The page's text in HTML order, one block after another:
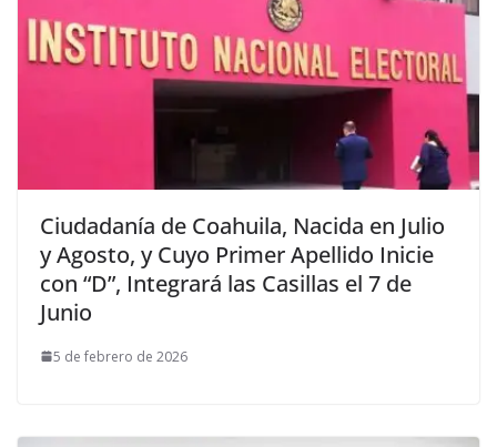
Ciudadanía de Coahuila, Nacida en Julio
y Agosto, y Cuyo Primer Apellido Inicie
con “D”, Integrará las Casillas el 7 de
Junio
5 de febrero de 2026